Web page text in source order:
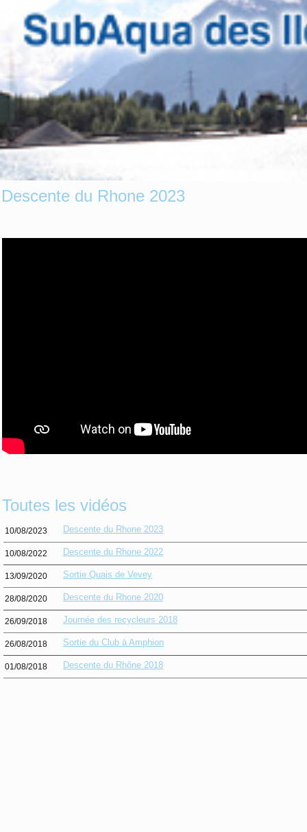
Descente du Rhone 2023
Toutes les vidéos
10/08/2023 Descente du Rhone 2023
10/08/2022 Descente du Rhone 2022
13/09/2020 Sortie Quais de Vevey
28/08/2020 Descente du Rhone 2020
26/09/2018 Journée des recycleurs 2018
26/08/2018 Sortie du Club à Amphion
01/08/2018 Descente du Rhône 2018